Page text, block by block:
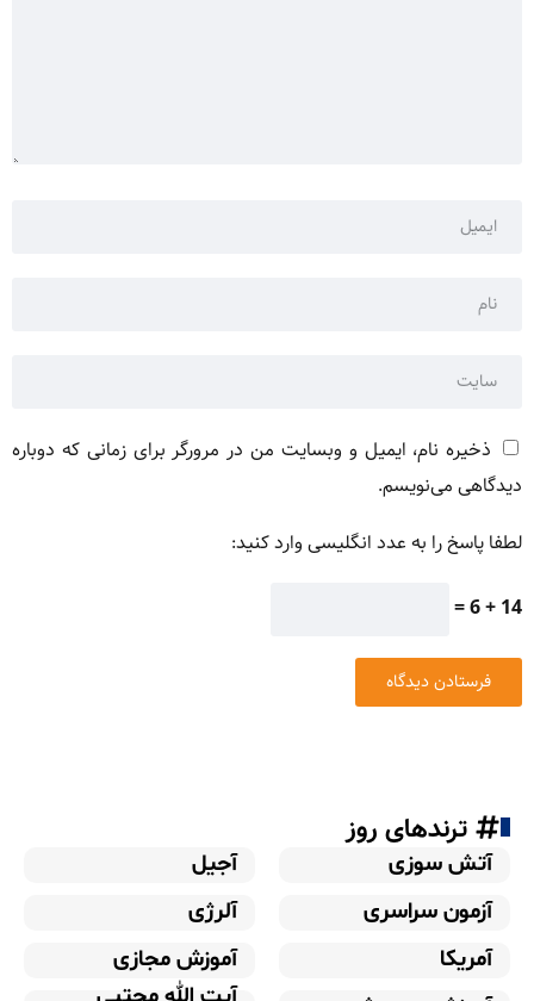
ذخیره نام، ایمیل و وبسایت من در مرورگر برای زمانی که دوباره
دیدگاهی می‌نویسم.
لطفا پاسخ را به عدد انگلیسی وارد کنید:
14 + 6 =
ترندهای روز
آتش سوزی
آجیل
آزمون سراسری
آلرژی
آمریکا
آموزش مجازی